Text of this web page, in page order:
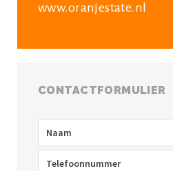
www.oranjestate.nl
CONTACTFORMULIER
Telefoon